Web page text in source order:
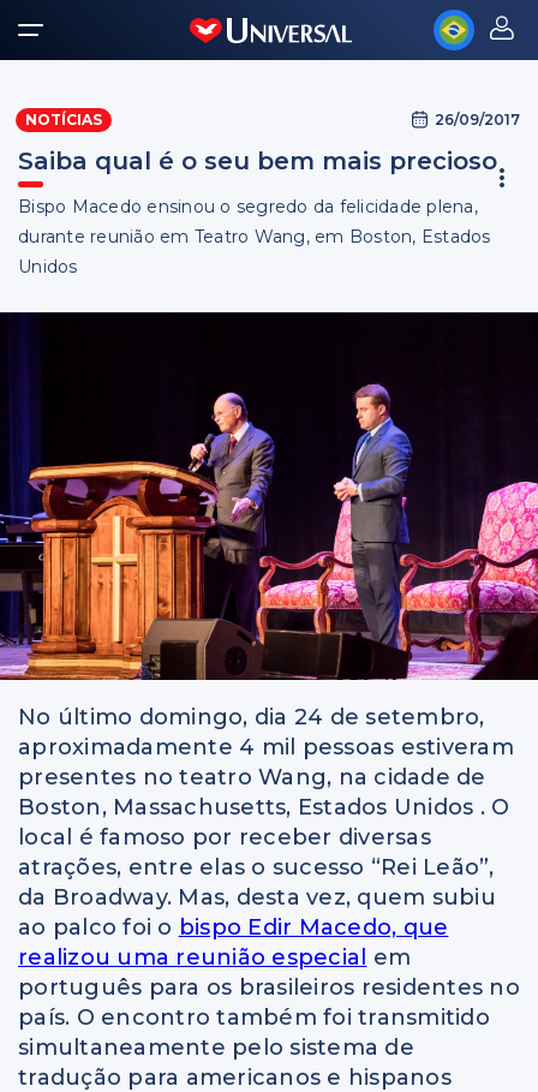
NOTÍCIAS 26/09/2017
Saiba qual é o seu bem mais precioso
Bispo Macedo ensinou o segredo da felicidade plena,
durante reunião em Teatro Wang, em Boston, Estados
Unidos
No último domingo, dia 24 de setembro,
aproximadamente 4 mil pessoas estiveram
presentes no teatro Wang, na cidade de
Boston, Massachusetts, Estados Unidos . O
local é famoso por receber diversas
atrações, entre elas o sucesso “Rei Leão”,
da Broadway. Mas, desta vez, quem subiu
ao palco foi o bispo Edir Macedo, que
realizou uma reunião especial
em
português para os brasileiros residentes no
país. O encontro também foi transmitido
simultaneamente pelo sistema de
tradução para americanos e hispanos